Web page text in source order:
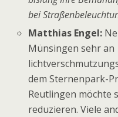
bei
Matthias Engel:
Münsingen sehr an
dem Sternenpark-
Reutlingen möchte
reduzieren. Viele